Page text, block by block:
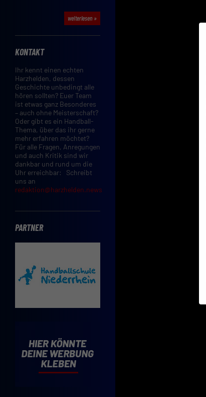
weiterlesen »
KONTAKT
Ihr kennt einen echten
Harzhelden, dessen
Geschichte unbedingt alle
hören sollten? Euer Team
ist etwas ganz Besonderes
– auch ohne Meisterschaft?
Oder gibt es ein Handball-
Thema, über das ihr gerne
mehr erfahren möchtet?
Für alle Fragen, Anregungen
und auch Kritik sind wir
dankbar und rund um die
Uhr erreichbar: Schreibt
uns an
redaktion@harzhelden.news
PARTNER